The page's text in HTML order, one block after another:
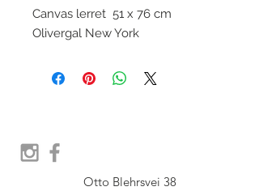
Canvas lerret 51 x 76 cm
Olivergal New York
Otto Blehrsvei 38